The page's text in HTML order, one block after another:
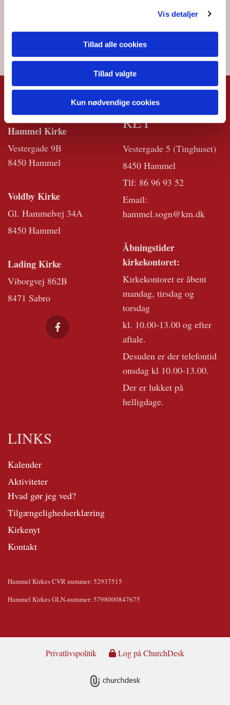
Vis detaljer
Tillad alle cookies
Tillad valgte
Kun nødvendige cookies
KIRKERNE
Hammel Kirke
Vestergade 9B
8450 Hammel
Voldby Kirke
Gl. Hammelvej 34A
8450 Hammel
Lading Kirke
Viborgvej 862B
8471 Sabro
KIRKEKONTO
RET
Vestergade 5 (Tinghuset)
8450 Hammel
Tlf: 86 96 93 52
Email:
hammel.sogn@km.dk
Åbningstider
kirkekontoret:
Kirkekontoret er åbent
mandag, tirsdag og
torsdag
kl. 10.00-13.00 og efter
aftale.
Desuden er der telefontid
onsdag kl 10.00-13.00.
Der er lukket på
helligdage.
LINKS
Kalender
Aktiviteter
Hvad gør jeg ved?
Tilgængelighedserklæring
Kirkenyt
Kontakt
Hammel Kirkes CVR nummer: 52937515
Hammel Kirkes GLN-nummer: 5798000847675
Privatlivspolitik Log på ChurchDesk